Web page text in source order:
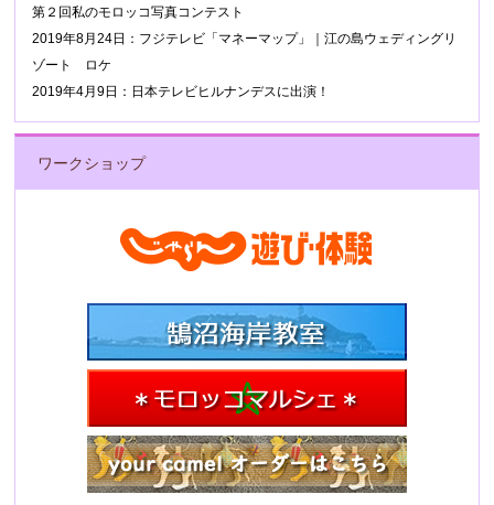
第２回私のモロッコ写真コンテスト
2019年8月24日：フジテレビ「マネーマップ」｜江の島ウェディングリ
ゾート ロケ
2019年4月9日：日本テレビヒルナンデスに出演！
ワークショップ